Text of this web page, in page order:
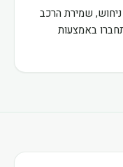
שמירת הרכב
באמצעות